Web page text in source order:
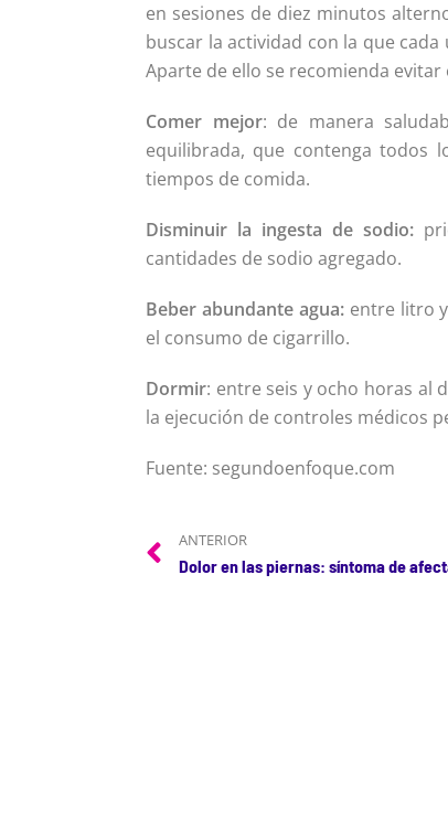
en sesiones de diez minutos
buscar la actividad con la que
Aparte de ello se recomienda
Comer mejor: de manera
equilibrada, que contenga todos
tiempos de comida.
Disminuir la ingesta de sodio:
cantidades de sodio agregado.
Beber abundante agua:entre litro y
el consumo de cigarrillo.
Dormir: entre seis y ocho horas al
la ejecución de controles médicos
Fuente: segundoenfoque.com
ANTERIOR